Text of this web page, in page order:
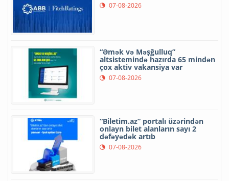
07-08-2026
“Əmək və Məşğulluq”
altsistemində hazırda 65 mindən
çox aktiv vakansiya var
07-08-2026
“Biletim.az” portalı üzərindən
onlayn bilet alanların sayı 2
dəfəyədək artıb
07-08-2026